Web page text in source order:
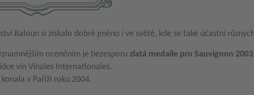
Baloun si získalo dobré jméno i ve světě, kde se také účastní
oceněním je bezesporuzlatá medaile pro Sauvignon 2003
vín Vinales Internationales.
konala v Paříži roku 2004.